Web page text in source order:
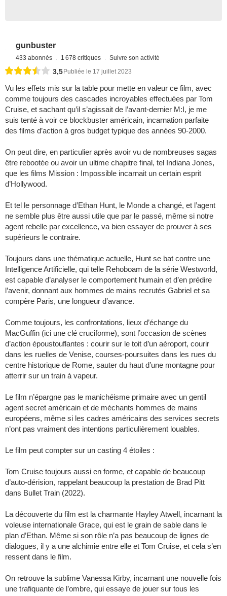
gunbuster
433 abonnés 1 678 critiques Suivre son activité
3,5 Publiée le 17 juillet 2023
Vu les effets mis sur la table pour mette en valeur ce film, avec
comme toujours des cascades incroyables effectuées par Tom
Cruise, et sachant qu’il s’agissait de l’avant-dernier M:I, je me
suis tenté à voir ce blockbuster américain, incarnation parfaite
des films d’action à gros budget typique des années 90-2000.
On peut dire, en particulier après avoir vu de nombreuses sagas
être rebootée ou avoir un ultime chapitre final, tel Indiana Jones,
que les films Mission : Impossible incarnait un certain esprit
d’Hollywood.
Et tel le personnage d’Ethan Hunt, le Monde a changé, et l’agent
ne semble plus être aussi utile que par le passé, même si notre
agent rebelle par excellence, va bien essayer de prouver à ses
supérieurs le contraire.
Toujours dans une thématique actuelle, Hunt se bat contre une
Intelligence Artificielle, qui telle Rehoboam de la série Westworld,
est capable d’analyser le comportement humain et d’en prédire
l’avenir, donnant aux hommes de mains recrutés Gabriel et sa
compère Paris, une longueur d’avance.
Comme toujours, les confrontations, lieux d’échange du
MacGuffin (ici une clé cruciforme), sont l’occasion de scènes
d’action époustouflantes : courir sur le toit d’un aéroport, courir
dans les ruelles de Venise, courses-poursuites dans les rues du
centre historique de Rome, sauter du haut d’une montagne pour
atterrir sur un train à vapeur.
Le film n’épargne pas le manichéisme primaire avec un gentil
agent secret américain et de méchants hommes de mains
européens, même si les cadres américains des services secrets
n’ont pas vraiment des intentions particulièrement louables.
Le film peut compter sur un casting 4 étoiles :
Tom Cruise toujours aussi en forme, et capable de beaucoup
d’auto-dérision, rappelant beaucoup la prestation de Brad Pitt
dans Bullet Train (2022).
La découverte du film est la charmante Hayley Atwell, incarnant la
voleuse internationale Grace, qui est le grain de sable dans le
plan d’Ethan. Même si son rôle n’a pas beaucoup de lignes de
dialogues, il y a une alchimie entre elle et Tom Cruise, et cela s’en
ressent dans le film.
On retrouve la sublime Vanessa Kirby, incarnant une nouvelle fois
une trafiquante de l’ombre, qui essaye de jouer sur tous les